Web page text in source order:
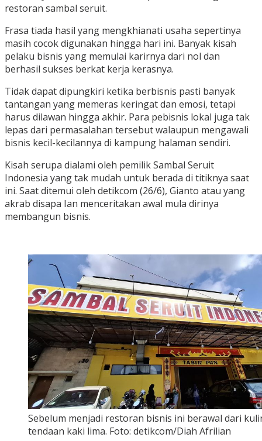
restoran sambal seruit.
Frasa tiada hasil yang mengkhianati usaha sepertinya
masih cocok digunakan hingga hari ini. Banyak kisah
pelaku bisnis yang memulai karirnya dari nol dan
berhasil sukses berkat kerja kerasnya.
Tidak dapat dipungkiri ketika berbisnis pasti banyak
tantangan yang memeras keringat dan emosi, tetapi
harus dilawan hingga akhir. Para pebisnis lokal juga tak
lepas dari permasalahan tersebut walaupun mengawali
bisnis kecil-kecilannya di kampung halaman sendiri.
Kisah serupa dialami oleh pemilik Sambal Seruit
Indonesia yang tak mudah untuk berada di titiknya saat
ini. Saat ditemui oleh detikcom (26/6), Gianto atau yang
akrab disapa Ian menceritakan awal mula dirinya
membangun bisnis.
Sebelum menjadi restoran bisnis ini berawal dari
tendaan kaki lima. Foto: detikcom/Diah Afrilian